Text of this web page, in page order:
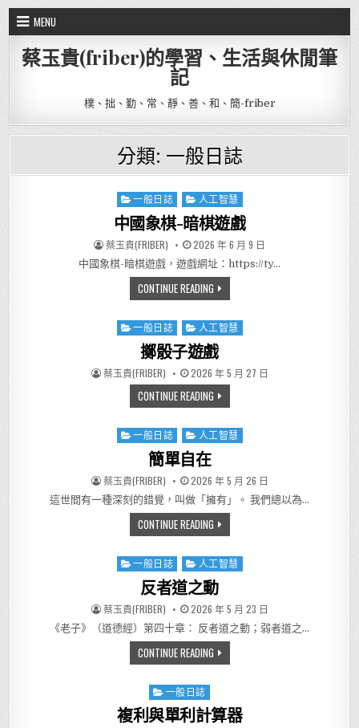
Skip to content
MENU
蔡玉貴(friber)的學習、生活與休閒筆
記
樸、拙、勤、常、靜、善、和、簡-friber
分類: 一般日誌
Posted in
一般日誌 人工智慧
中國象棋-暗棋遊戲
AUTHOR:
蔡玉貴(FRIBER) PUBLISHED DATE:
2026 年 6 月 9 日
中國象棋-暗棋遊戲，遊戲網址：https://ty…
CONTINUE READING中國象棋-暗棋遊戲
Posted in
一般日誌 人工智慧
擲骰子遊戲
AUTHOR:
蔡玉貴(FRIBER) PUBLISHED DATE:
2026 年 5 月 27 日
CONTINUE READING擲骰子遊戲
Posted in
一般日誌 人工智慧
簡單自在
AUTHOR:
蔡玉貴(FRIBER) PUBLISHED DATE:
2026 年 5 月 26 日
這世間有一種深刻的錯覺，叫做「擁有」。 我們總以為…
CONTINUE READING簡單自在
Posted in
一般日誌 人工智慧
反者道之動
AUTHOR:
蔡玉貴(FRIBER) PUBLISHED DATE:
2026 年 5 月 23 日
《老子》（道德經）第四十章： 反者道之動；弱者道之…
CONTINUE READING反者道之動
Posted in
一般日誌
複利與單利計算器